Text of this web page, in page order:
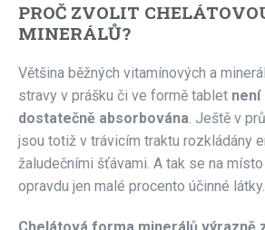
PROČ ZVOLIT
MINERÁLŮ?
Většina běžných vitamínových a
stravy v prášku či ve formě tablet není
dostatečně absorbována. Ještě v
jsou totiž v trávicím traktu rozkládány
žaludečními šťávami. A tak se na
opravdu jen malé procento účinné látky.